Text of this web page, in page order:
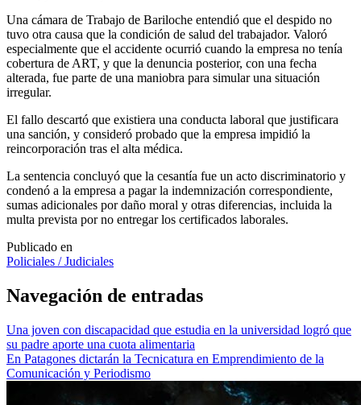
Una cámara de Trabajo de Bariloche entendió que el despido no
tuvo otra causa que la condición de salud del trabajador. Valoró
especialmente que el accidente ocurrió cuando la empresa no tenía
cobertura de ART, y que la denuncia posterior, con una fecha
alterada, fue parte de una maniobra para simular una situación
irregular.
El fallo descartó que existiera una conducta laboral que justificara
una sanción, y consideró probado que la empresa impidió la
reincorporación tras el alta médica.
La sentencia concluyó que la cesantía fue un acto discriminatorio y
condenó a la empresa a pagar la indemnización correspondiente,
sumas adicionales por daño moral y otras diferencias, incluida la
multa prevista por no entregar los certificados laborales.
Publicado en
Policiales / Judiciales
Navegación de entradas
Una joven con discapacidad que estudia en la universidad logró que
su padre aporte una cuota alimentaria
En Patagones dictarán la Tecnicatura en Emprendimiento de la
Comunicación y Periodismo